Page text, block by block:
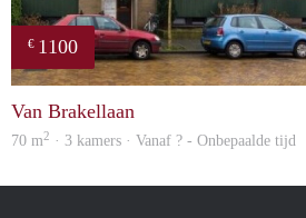
€ 1100
Van Brakellaan
70 m2 · 3 kamers · Vanaf ? - Onbepaalde tijd